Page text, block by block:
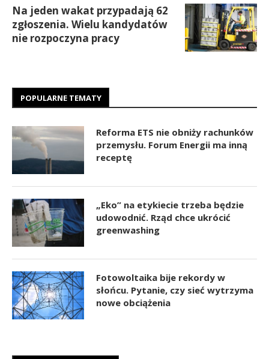
Na jeden wakat przypadają 62
zgłoszenia. Wielu kandydatów
nie rozpoczyna pracy
POPULARNE TEMATY
Reforma ETS nie obniży rachunków
przemysłu. Forum Energii ma inną
receptę
„Eko” na etykiecie trzeba będzie
udowodnić. Rząd chce ukrócić
greenwashing
Fotowoltaika bije rekordy w
słońcu. Pytanie, czy sieć wytrzyma
nowe obciążenia